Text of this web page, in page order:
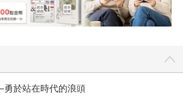
於站在時代的浪頭